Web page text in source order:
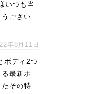
いつも当
ござい
年8月11日
ボディ2つ
最新ホ
その特